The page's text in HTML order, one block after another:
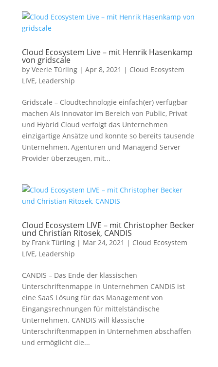
Cloud Ecosystem Live – mit Henrik Hasenkamp
von gridscale
by Veerle Türling| Apr 8, 2021 | Cloud Ecosystem
LIVE, Leadership
Gridscale – Cloudtechnologie einfach(er) verfügbar
machen Als Innovator im Bereich von Public, Privat
und Hybrid Cloud verfolgt das Unternehmen
einzigartige Ansätze und konnte so bereits tausende
Unternehmen, Agenturen und Managend Server
Provider überzeugen, mit...
Cloud Ecosystem LIVE – mit Christopher Becker
und Christian Ritosek, CANDIS
by Frank Türling| Mar 24, 2021 | Cloud Ecosystem
LIVE, Leadership
CANDIS – Das Ende der klassischen
Unterschriftenmappe in Unternehmen CANDIS ist
eine SaaS Lösung für das Management von
Eingangsrechnungen für mittelständische
Unternehmen. CANDIS will klassische
Unterschriftenmappen in Unternehmen abschaffen
und ermöglicht die...